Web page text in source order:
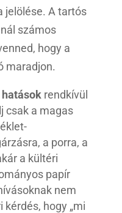
jelölése. A tartós
számos
hogy a
maradjon.
rendkívül
csak a magas
a porra, a
a kültéri
papír
nem
kérdés, hogy „mi